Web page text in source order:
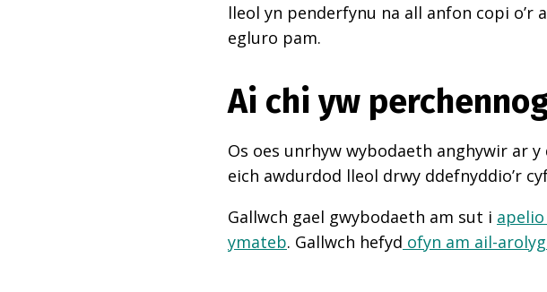
lleol yn penderfynu na all anfon copi
egluro pam.
Ai chi yw
Os oes unrhyw wybodaeth anghywir ar
eich awdurdod lleol drwy ddefnyddio’r
Gallwch gael gwybodaeth am sut i
ymateb. Gallwch hefyd ofyn am ail-